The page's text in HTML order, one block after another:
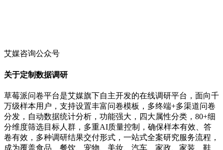
艾媒咨询公众号
关于定制数据调研
草莓派问卷平台是艾媒旗下自主开发的在线调研平台，面向千
万级样本用户，支持设置丰富问卷模板，多终端+多渠道问卷
分发，自动数据统计分析，功能强大，四大属性分类，80+细
分维度筛选目标人群，多重AI质量控制，确保样本有效、答
卷有效，多种调研结果交付形式，一站式全案研究服务流程，
成为覆盖食品、餐饮、宠物、美妆、汽车、家政、家装、鞋